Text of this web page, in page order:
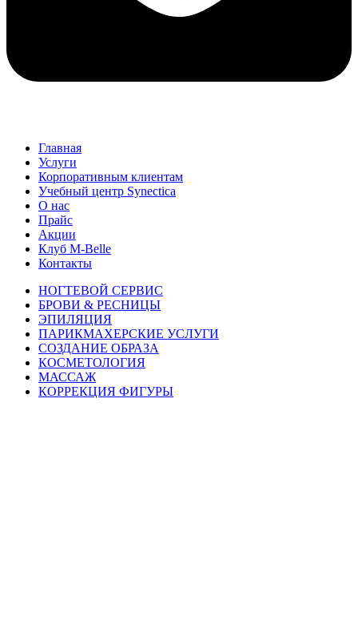
Главная
Услуги
Корпоративным клиентам
Учебный центр Synectica
О нас
Прайс
Акции
Клуб M-Belle
Контакты
НОГТЕВОЙ СЕРВИС
БРОВИ & РЕСНИЦЫ
ЭПИЛЯЦИЯ
ПАРИКМАХЕРСКИЕ УСЛУГИ
СОЗДАНИЕ ОБРАЗА
КОСМЕТОЛОГИЯ
МАССАЖ
КОРРЕКЦИЯ ФИГУРЫ